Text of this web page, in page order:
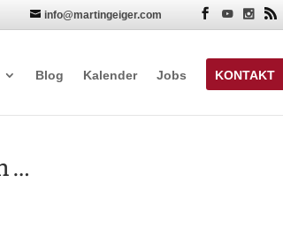
info@martingeiger.com  
Blog Kalender Jobs KONTAKT
…